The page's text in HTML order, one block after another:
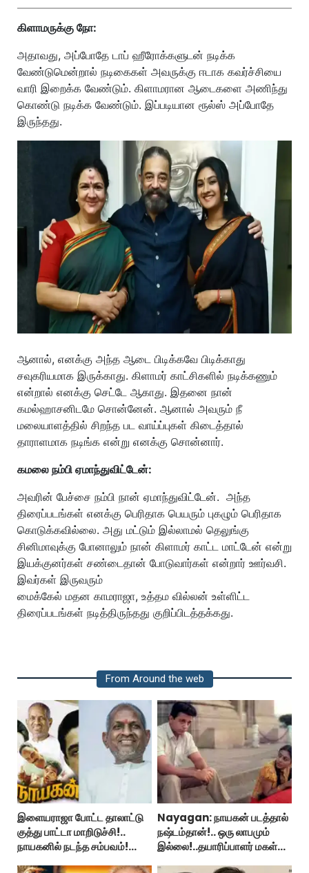
கிளாமருக்கு நோ:
அதாவது, அப்போதே டாப் ஹீரோக்களுடன் நடிக்க
வேண்டுமென்றால் நடிகைகள் அவருக்கு ஈடாக கவர்ச்சியை
வாரி இறைக்க வேண்டும். கிளாமரான ஆடைகளை அணிந்து
கொண்டு நடிக்க வேண்டும். இப்படியான ரூல்ஸ் அப்போதே
இருந்தது.
ஆனால், எனக்கு அந்த ஆடை பிடிக்கவே பிடிக்காது
சவுகரியமாக இருக்காது. கிளாமர் காட்சிகளில் நடிக்கணும்
என்றால் எனக்கு செட்டே ஆகாது. இதனை நான்
கமல்ஹாசனிடமே சொன்னேன். ஆனால் அவரும் நீ
மலையாளத்தில் சிறந்த பட வாய்ப்புகள் கிடைத்தால்
தாராளமாக நடிங்க என்று எனக்கு சொன்னார்.
கமலை நம்பி ஏமாந்துவிட்டேன்:
அவரின் பேச்சை நம்பி நான் ஏமாந்துவிட்டேன். அந்த
திரைப்படங்கள் எனக்கு பெரிதாக பெயரும் புகழும் பெரிதாக
கொடுக்கவில்லை. அது மட்டும் இல்லாமல் தெலுங்கு
சினிமாவுக்கு போனாலும் நான் கிளாமர் காட்ட மாட்டேன் என்று
இயக்குனர்கள் சண்டைதான் போடுவார்கள் என்றார் ஊர்வசி.
இவர்கள் இருவரும்
மைக்கேல் மதன காமராஜா, உத்தம வில்லன் உள்ளிட்ட
திரைப்படங்கள் நடித்திருந்தது குறிப்பிடத்தக்கது.
From Around the web
இளையராஜா போட்ட தாலாட்டு
குத்து பாட்டா மாறிடுச்சி!..
நாயகனில் நடந்த சம்பவம்!...
Nayagan: நாயகன் படத்தால்
நஷ்டம்தான்!.. ஒரு லாபமும்
இல்லை!..தயாரிப்பாளர் மகள்